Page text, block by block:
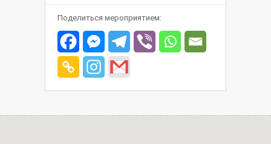
Поделиться мероприятием: